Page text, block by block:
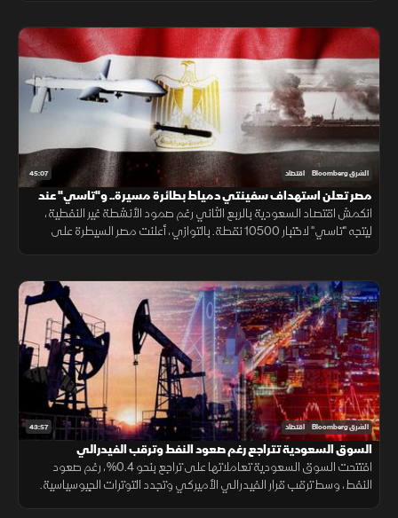
45:07 الشرق Bloomberg اقتصاد
مصر تعلن استهداف سفينتي دمياط بطائرة مسيرة.. و"تاسي" عند
10500 نقطة
انكمش اقتصاد السعودية بالربع الثاني رغم صمود الأنشطة غير النفطية،
ليتجه "تاسي" لاختبار 10500 نقطة. بالتوازي، أعلنت مصر السيطرة على
43:57 الشرق Bloomberg اقتصاد
السوق السعودية تتراجع رغم صعود النفط وترقب الفيدرالي
افتتحت السوق السعودية تعاملاتها على تراجع بنحو 0.4%، رغم صعود
النفط، وسط ترقب قرار الفيدرالي الأميركي وتجدد التوترات الجيوسياسية.